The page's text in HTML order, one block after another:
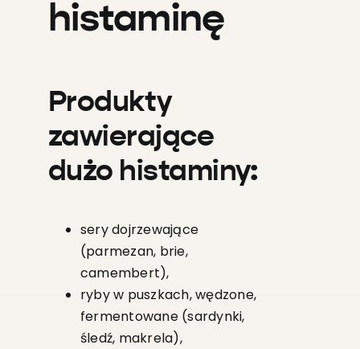
histaminę
Produkty
zawierające
dużo histaminy:
sery dojrzewające
(parmezan, brie,
camembert),
ryby w puszkach, wędzone,
fermentowane (sardynki,
śledź, makrela),